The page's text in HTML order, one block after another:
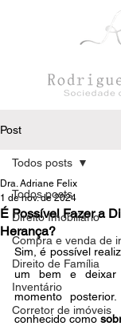
Post
Todos posts
Direito Imobiliário
Compra e venda de
Direito de Família
Inventário
Corretor de imóveis
Todos posts
É Possível Fazer a
Herança?
Dra. Adriane Felix
1 de nov. de 2024
Sim, é possível
um bem e
momento
conhecido como